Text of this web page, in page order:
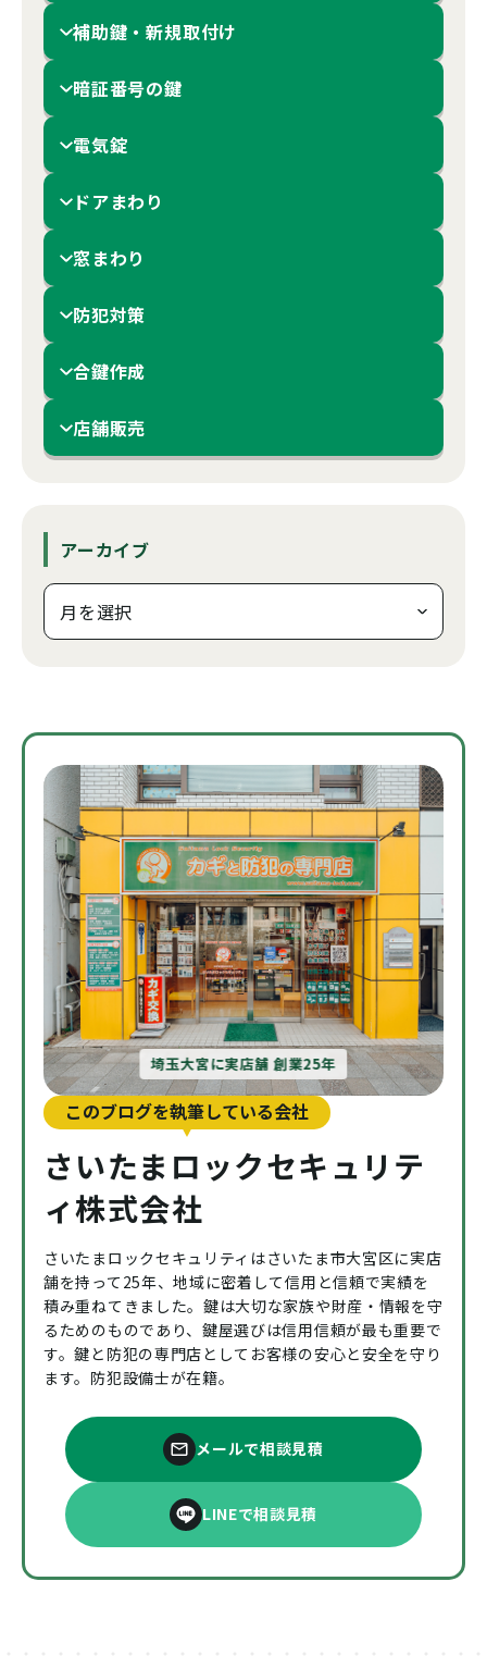
補助鍵・新規取付け
暗証番号の鍵
電気錠
ドアまわり
窓まわり
防犯対策
合鍵作成
店舗販売
アーカイブ
埼玉大宮に実店舗 創業25年
このブログを執筆している会社
さいたまロックセキュリテ
ィ株式会社
さいたまロックセキュリティはさいたま市大宮区に実店
舗を持って25年、地域に密着して信用と信頼で実績を
積み重ねてきました。鍵は大切な家族や財産・情報を守
るためのものであり、鍵屋選びは信用信頼が最も重要で
す。鍵と防犯の専門店としてお客様の安心と安全を守り
ます。防犯設備士が在籍。
メールで相談見積
LINEで相談見積